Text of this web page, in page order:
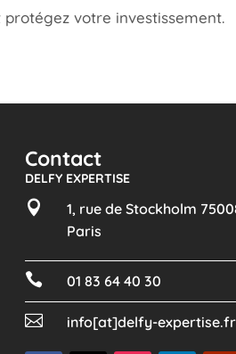
votre investissement.
Contact
DELFY EXPERTISE

1, rue de Stockholm
Paris
 01 83 64 40 30
 info[at]delfy-expertise.fr